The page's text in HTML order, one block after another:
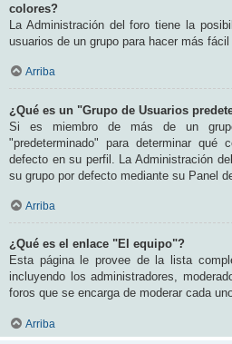
colores?
La Administración del foro tiene la
usuarios de un grupo para hacer más
Arriba
¿Qué es un "Grupo de Usuarios
Si es miembro de más de un
"predeterminado" para determinar
defecto en su perfil. La Administración
su grupo por defecto mediante su Panel
Arriba
¿Qué es el enlace "El equipo"?
Esta página le provee de la lista
incluyendo los administradores,
foros que se encarga de moderar cada
Arriba